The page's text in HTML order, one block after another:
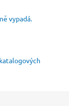
vypadá.